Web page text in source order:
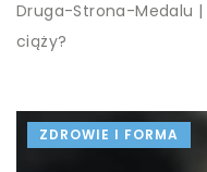
Druga-Strona-Medalu |
ciąży?
ZDROWIE I FORMA